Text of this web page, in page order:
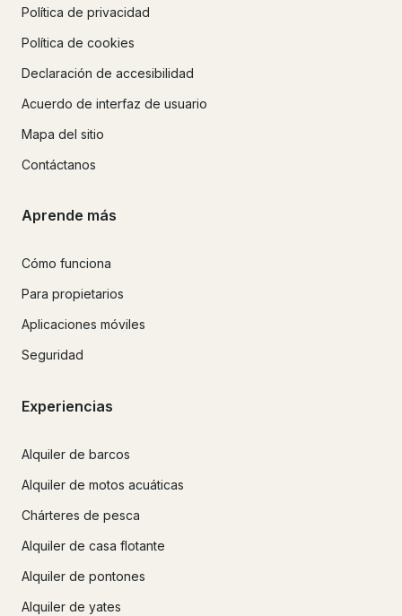
Política de privacidad
Política de cookies
Declaración de accesibilidad
Acuerdo de interfaz de usuario
Mapa del sitio
Contáctanos
Aprende más
Cómo funciona
Para propietarios
Aplicaciones móviles
Seguridad
Experiencias
Alquiler de barcos
Alquiler de motos acuáticas
Chárteres de pesca
Alquiler de casa flotante
Alquiler de pontones
Alquiler de yates